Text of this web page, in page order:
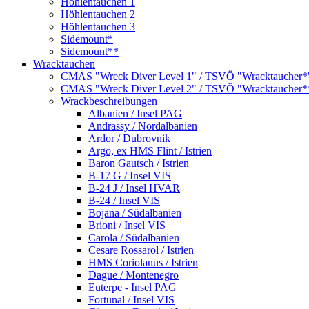
Höhlentauchen 2
Höhlentauchen 3
Sidemount*
Sidemount**
Wracktauchen
CMAS "Wreck Diver Level 1" / TSVÖ
CMAS "Wreck Diver Level 2" / TSVÖ
Wrackbeschreibungen
Albanien / Insel PAG
Andrassy / Nordalbanien
Ardor / Dubrovnik
Argo, ex HMS Flint / Istrien
Baron Gautsch / Istrien
B-17 G / Insel VIS
B-24 J / Insel HVAR
B-24 / Insel VIS
Bojana / Südalbanien
Brioni / Insel VIS
Carola / Südalbanien
Cesare Rossarol / Istrien
HMS Coriolanus / Istrien
Dague / Montenegro
Euterpe - Insel PAG
Fortunal / Insel VIS